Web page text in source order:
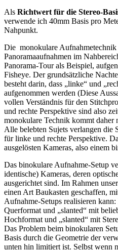
Als Richtwert für die Stereo-
verwende ich 40mm Basis pro
Nahpunkt.
Die monokulare Aufnahmetechnik
Panoramaaufnahmen im
Panorama-Tour als Beispiel,
Fisheye. Der grundsätzliche
besteht darin, dass „linke“ und
aufgenommen werden (Diese
vollen Verständnis für den
und rechte Perspektive sind also
monokulare Technik kommt daher
Alle belebten Sujets verlangen die
für linke und rechte Perspektive.
ausgelösten Kameras, also einem
Das binokulare Aufnahme-Setup
identische) Kameras, deren
ausgerichtet sind. Im Rahmen
einen Art Baukasten geschaffen,
Aufnahme-Setups realisieren
Querformat und „slanted“ mit
Hochformat und „slanted“ mit
Das Problem beim binokularen
Basis durch die Geometrie der
unten hin limitiert ist. Selbst wenn